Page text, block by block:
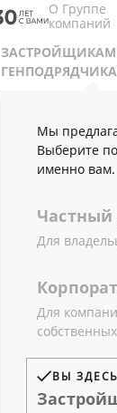
О Группе
компаний
Мы
Выберите
именно вам.
Частный
Для
Для
ВЫ ЗДЕСЬ
ЗАСТРОЙЩИКАМ И
Все